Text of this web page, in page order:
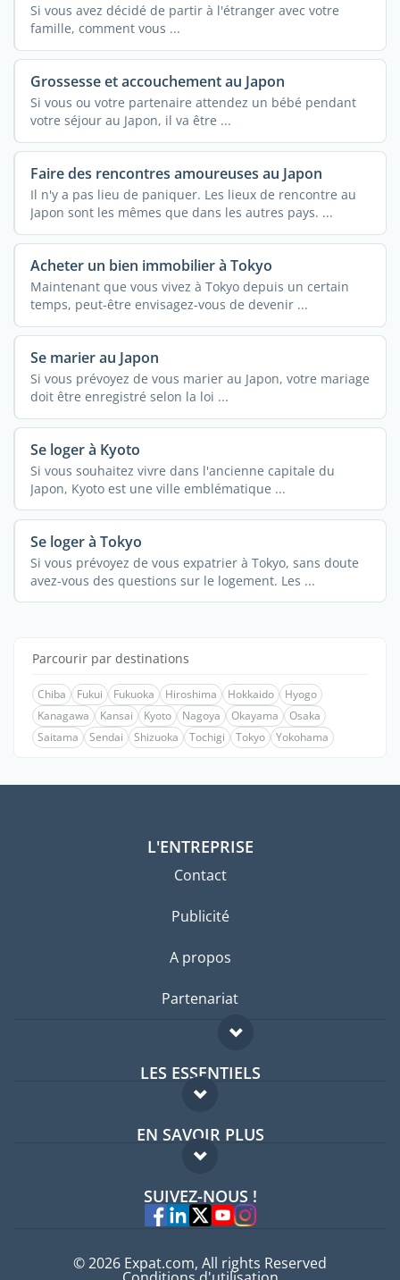
Si vous avez décidé de partir à l'étranger avec votre
famille, comment vous ...
Grossesse et accouchement au Japon
Si vous ou votre partenaire attendez un bébé pendant
votre séjour au Japon, il va être ...
Faire des rencontres amoureuses au Japon
Il n'y a pas lieu de paniquer. Les lieux de rencontre au
Japon sont les mêmes que dans les autres pays. ...
Acheter un bien immobilier à Tokyo
Maintenant que vous vivez à Tokyo depuis un certain
temps, peut-être envisagez-vous de devenir ...
Se marier au Japon
Si vous prévoyez de vous marier au Japon, votre mariage
doit être enregistré selon la loi ...
Se loger à Kyoto
Si vous souhaitez vivre dans l'ancienne capitale du
Japon, Kyoto est une ville emblématique ...
Se loger à Tokyo
Si vous prévoyez de vous expatrier à Tokyo, sans doute
avez-vous des questions sur le logement. Les ...
Parcourir par destinations
Chiba Fukui Fukuoka Hiroshima Hokkaido
Hyogo
Kanagawa
Kansai Kyoto Nagoya Okayama
Osaka
Saitama
Sendai Shizuoka Tochigi Tokyo Yokohama
L'ENTREPRISE
Contact
Publicité
A propos
Partenariat
LES ESSENTIELS
Forum expatriés
Guides pays
EN SAVOIR PLUS
FAQ
Experts
SUIVEZ-NOUS !
© 2026 Expat.com, All rights Reserved